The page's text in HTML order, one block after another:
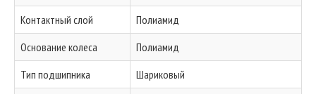
Контактный слой
Полиамид
Основание колеса
Полиамид
Тип подшипника
Шариковый